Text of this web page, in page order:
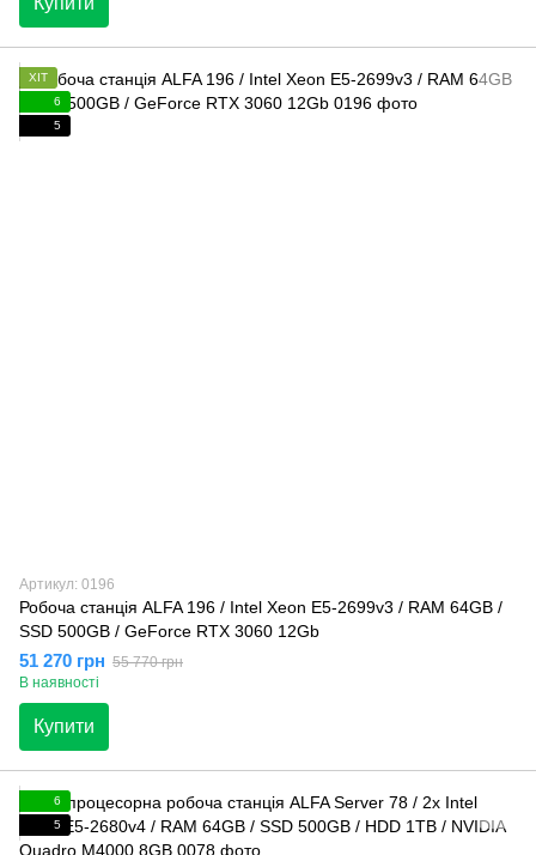
ХІТ
6
5
Артикул: 0196
Робоча станція ALFA 196 / Intel Xeon E5-2699v3 / RAM 64GB /
SSD 500GB / GeForce RTX 3060 12Gb
51 270 грн 55 770 грн
В наявності
Купити
6
5